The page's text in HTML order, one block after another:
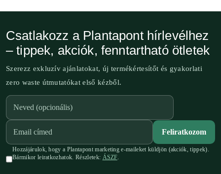
Csatlakozz a Plantapont hírlevélhez
– tippek, akciók, fenntartható ötletek
Szerezz exkluzív ajánlatokat, új termékértesítőt és gyakorlati
zero waste útmutatókat első kézből.
Feliratkozom
Hozzájárulok, hogy a Plantapont marketing e-maileket küldjön (akciók, tippek).
Bármikor leiratkozhatok. Részletek: ÁSZF.